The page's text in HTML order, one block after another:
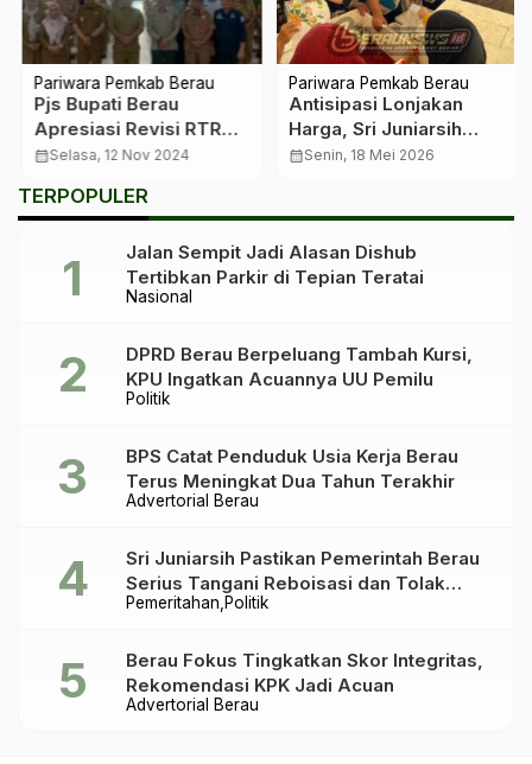
Pariwara Pemkab Berau
Pjs Bupati Berau
Apresiasi Revisi RTRW
untuk Sinkronisasi
calendar_monthSelasa, 12 Nov 2024
Pariwara Pemkab Berau
Antisipasi Lonjakan
Harga, Sri Juniarsih
Dorong Warga Berau
calendar_monthSenin, 18 Mei 2026
TERPOPULER
Nasional
Jalan Sempit Jadi Alasan Dishub
Tertibkan Parkir di Tepian Teratai
Politik
DPRD Berau Berpeluang Tambah Kursi,
KPU Ingatkan Acuannya UU Pemilu
Advertorial Berau
BPS Catat Penduduk Usia Kerja Berau
Terus Meningkat Dua Tahun Terakhir
Pemeritahan Politik
Sri Juniarsih Pastikan Pemerintah Berau
Serius Tangani Reboisasi dan Tolak
Praktik Ilegal
Advertorial Berau
Berau Fokus Tingkatkan Skor Integritas,
Rekomendasi KPK Jadi Acuan